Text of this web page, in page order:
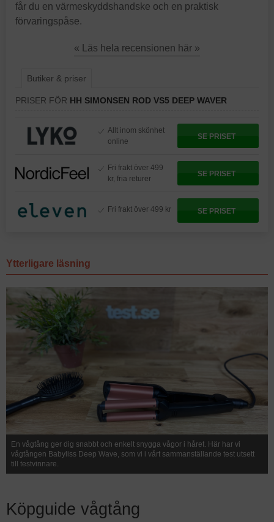
får du en värmeskyddshandske och en praktisk
förvaringspåse.
« Läs hela recensionen här »
Butiker & priser
PRISER FÖR HH SIMONSEN ROD VS5 DEEP WAVER
Allt inom skönhet
online
SE PRISET
Fri frakt över 499
kr, fria returer
SE PRISET
Fri frakt över 499 kr SE PRISET
Ytterligare läsning
En vågtång ger dig snabbt och enkelt snygga vågor i håret. Här har vi
vågtången Babyliss Deep Wave, som vi i vårt sammanställande test utsett
till testvinnare.
Köpguide vågtång